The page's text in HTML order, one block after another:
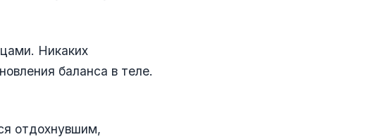
Никаких
баланса в теле.
отдохнувшим,